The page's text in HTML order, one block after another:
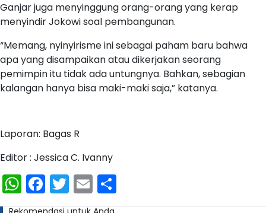
Ganjar juga menyinggung orang-orang yang kerap
menyindir Jokowi soal pembangunan.
“Memang, nyinyirisme ini sebagai paham baru bahwa
apa yang disampaikan atau dikerjakan seorang
pemimpin itu tidak ada untungnya. Bahkan, sebagian
kalangan hanya bisa maki-maki saja,” katanya.
Laporan: Bagas R
Editor : Jessica C. Ivanny
WhatsApp
Facebook
Twitter
Email